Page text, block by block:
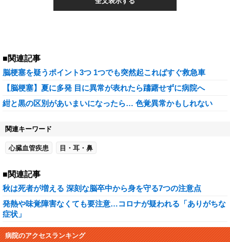
■関連記事
脳梗塞を疑うポイント3つ 1つでも突然起こればすぐ救急車
【脳梗塞】夏に多発 目に異常が表れたら躊躇せずに病院へ
紺と黒の区別があいまいになったら… 色覚異常かもしれない
関連キーワード
心臓血管疾患 目・耳・鼻
■関連記事
秋は死者が増える 深刻な脳卒中から身を守る7つの注意点
発熱や味覚障害なくても要注意…コロナが疑われる「ありがちな
症状」
病院のアクセスランキング